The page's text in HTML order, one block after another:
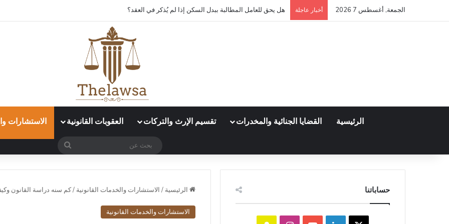
الجمعة, أغسطس 7 2026 أخبار عاجلة هل يحق للعامل المطالبة ببدل السكن إذا لم يُذكر في العقد؟
الرئيسية القضايا الجنائية والمخدرات تقسيم الإرث والتركات العقوبات القانونية الاستشارات
بحث
الرئيسية / الاستشارات والخدمات القانونية /كم سنه دراسة القانون
الاستشارات والخدمات القانونية
حساباتنا